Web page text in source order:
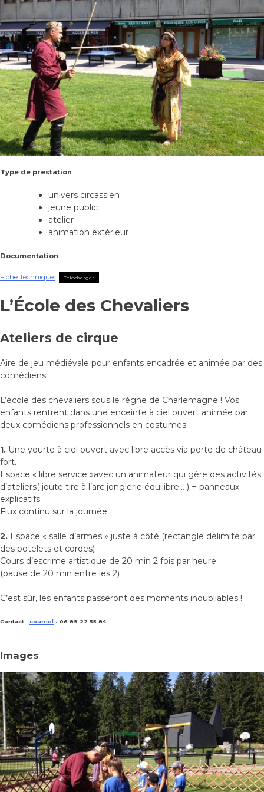
Type de prestation
univers circassien
jeune public
atelier
animation extérieur
Documentation
Fiche Technique Télécharger
L’École des Chevaliers
Ateliers de cirque
​Aire de jeu médiévale pour enfants encadrée et animée par des
comédiens.
L’école des chevaliers sous le règne de Charlemagne ! Vos
enfants rentrent dans une enceinte à ciel ouvert animée par
deux comédiens professionnels en costumes.
1. Une yourte à ciel ouvert avec libre accès via porte de château
fort.
Espace « libre service »avec un animateur qui gère des activités
d’ateliers( joute tire à l’arc jonglerie équilibre… ) + panneaux
explicatifs
Flux continu sur la journée
2. Espace « salle d’armes » juste à côté (rectangle délimité par
des potelets et cordes)
Cours d’escrime artistique de 20 min 2 fois par heure
(pause de 20 min entre les 2)
C’est sûr, les enfants passeront des moments inoubliables !
Contact : courriel • 06 89 22 55 84
Images